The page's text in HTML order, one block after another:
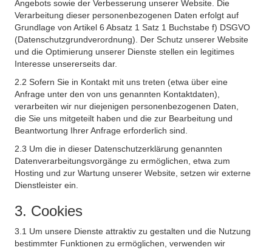
Angebots sowie der Verbesserung unserer Website. Die
Verarbeitung dieser personenbezogenen Daten erfolgt auf
Grundlage von Artikel 6 Absatz 1 Satz 1 Buchstabe f) DSGVO
(Datenschutzgrundverordnung). Der Schutz unserer Website
und die Optimierung unserer Dienste stellen ein legitimes
Interesse unsererseits dar.
2.2 Sofern Sie in Kontakt mit uns treten (etwa über eine
Anfrage unter den von uns genannten Kontaktdaten),
verarbeiten wir nur diejenigen personenbezogenen Daten,
die Sie uns mitgeteilt haben und die zur Bearbeitung und
Beantwortung Ihrer Anfrage erforderlich sind.
2.3 Um die in dieser Datenschutzerklärung genannten
Datenverarbeitungsvorgänge zu ermöglichen, etwa zum
Hosting und zur Wartung unserer Website, setzen wir externe
Dienstleister ein.
3. Cookies
3.1 Um unsere Dienste attraktiv zu gestalten und die Nutzung
bestimmter Funktionen zu ermöglichen, verwenden wir